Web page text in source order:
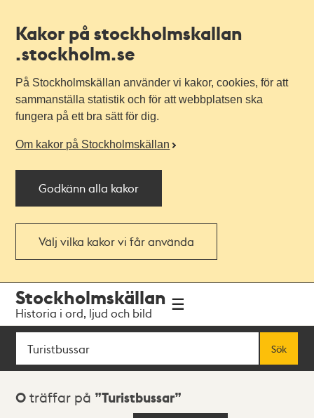
Kakor på stockholmskallan
.stockholm.se
På Stockholmskällan använder vi kakor, cookies, för att
sammanställa statistik och för att webbplatsen ska
fungera på ett bra sätt för dig.
Om kakor på Stockholmskällan
Godkänn alla kakor
Välj vilka kakor vi får använda
navigationen
huvudinnehållet
Stockholmskällan
Historia i ord, ljud och bild
Sök
Sök
Sökresultat
0 träffar på Turistbussar